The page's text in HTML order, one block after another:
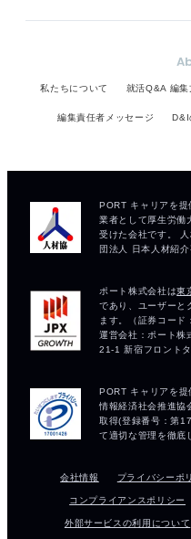
私たちについて 就活Q&A 編集
編集責任者メッセージ D&I
会社情報 プライバシーポ
コンプライアンスポリシー
外部サービスの利用について